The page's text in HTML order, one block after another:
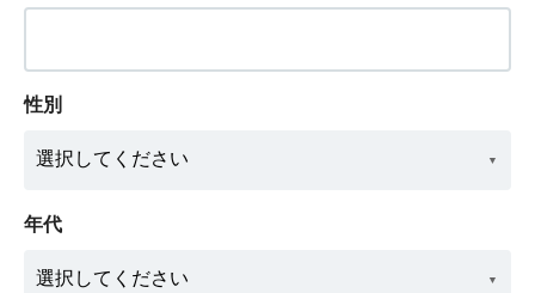
性別
年代